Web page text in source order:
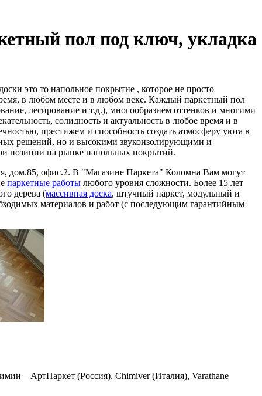
пол под ключ, укладка
это то напольное покрытие , которое не просто
в любом месте и в любом веке. Каждый паркетный пол
лесирование и т.д.), многообразием оттенков и многими
солидность и актуальность в любое время и в
престижем и способность создать атмосферу уюта в
решений, но и высокими звукоизолирующими и
позиции на рынке напольных покрытий.
дом.85, офис.2. В "Магазине Паркета" Коломна Вам могут
паркетные работы любого уровня сложности. Более 15 лет
дерева (массивная доска, штучный паркет, модульный и
материалов и работ (с последующим гарантийным
– АртПаркет (Россия), Chimiver (Италия), Varathane